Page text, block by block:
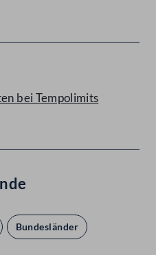
bei Tempolimits
Bundesländer